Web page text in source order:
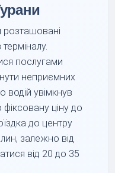
розташовані
послугами
неприємних
водій увімкнув
ціну до
до центру
залежно від
від 20 до 35